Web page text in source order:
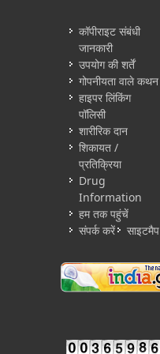
कॉपीराइट संबंधी
जानकारी
उपयोग की शर्तें
गोपनीयता वाले कथन
हाइपर लिंकिंग
पॉलिसी
शारीरिक दान
शिकायत /
प्रतिक्रिया
Drug
Information
हम तक पहुंचें
संपर्क करें
साइटमैप